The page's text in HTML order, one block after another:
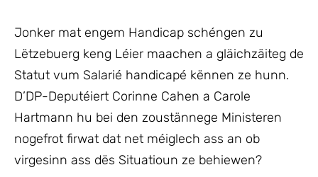
Jonker mat engem Handicap schéngen zu
Lëtzebuerg keng Léier maachen a gläichzäiteg de
Statut vum Salarié handicapé kënnen ze hunn.
D’DP-Deputéiert Corinne Cahen a Carole
Hartmann hu bei den zoustännege Ministeren
nogefrot firwat dat net méiglech ass an ob
virgesinn ass dës Situatioun ze behiewen?